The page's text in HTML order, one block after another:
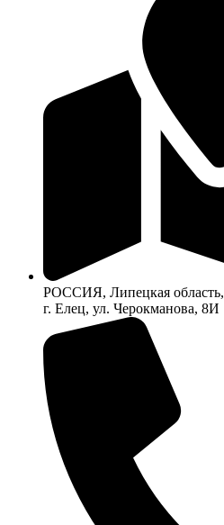
РОССИЯ, Липецкая область,
г. Елец, ул. Черокманова, 8И